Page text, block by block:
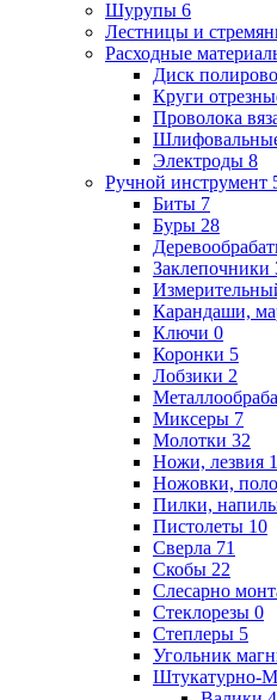
Шурупы 6
Лестницы и
Расходные
Диск
Круги
Проволока
Электроды 8
Ручной инструмент
Биты 7
Буры 28
Заклепочники
Карандаши,
Ключи 0
Коронки 5
Лобзики 2
Миксеры 7
Молотки 32
Ножи, лезвия
Ножовки,
Пилки,
Пистолеты 10
Сверла 71
Скобы 22
Слесарно
Стеклорезы 0
Степлеры 5
Угольник
Штукатурно-